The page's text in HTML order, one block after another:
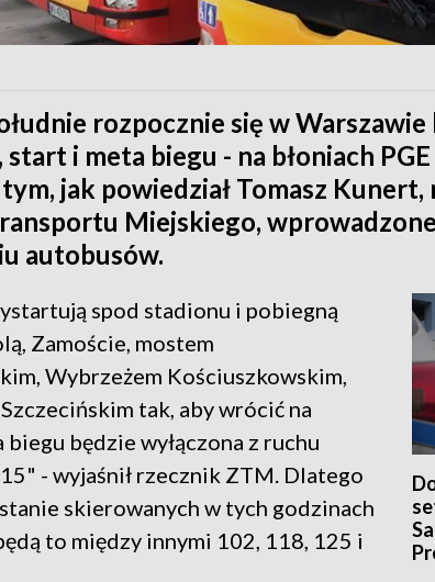
rozpocznie się w
i meta biegu - na błoniach
jak powiedział Tomasz
Miejskiego,
autobusów.
spod stadionu i pobiegną
Zamoście, mostem
Wybrzeżem Kościuszkowskim,
tak, aby wrócić na
biegu będzie wyłączona z ruchu
- wyjaśnił rzecznik ZTM. Dlatego
skierowanych w tych godzinach
to między innymi 102, 118, 125 i